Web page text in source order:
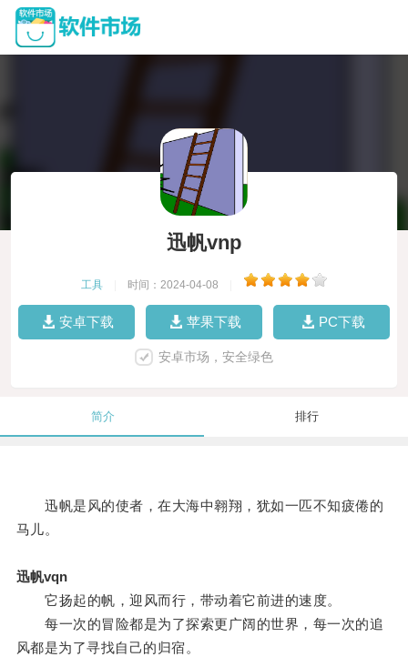
迅帆vnp
工具 时间：2024-04-08
安卓下载 苹果下载 PC下载
安卓市场，安全绿色
简介 排行
迅帆是风的使者，在大海中翱翔，犹如一匹不知疲倦的
马儿。
迅帆vqn
它扬起的帆，迎风而行，带动着它前进的速度。
每一次的冒险都是为了探索更广阔的世界，每一次的追
风都是为了寻找自己的归宿。